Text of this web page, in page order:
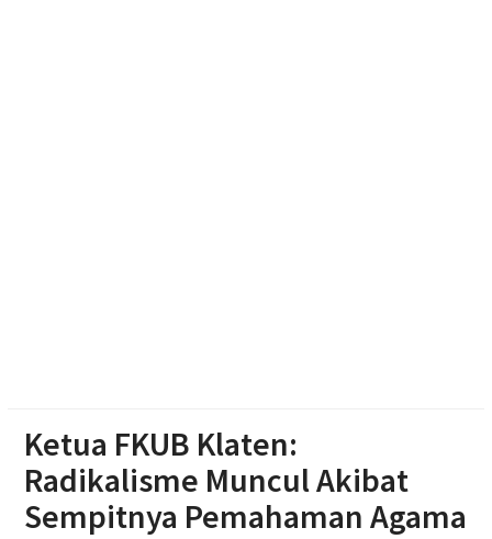
Ketua FKUB Klaten:
Radikalisme Muncul Akibat
Sempitnya Pemahaman Agama